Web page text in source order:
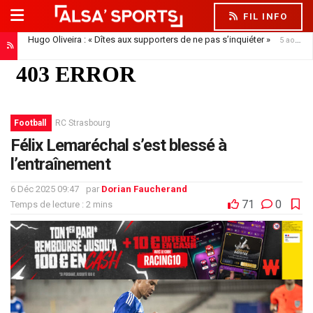
FIL INFO
Hugo Oliveira : « Dîtes aux supporters de ne pas s’inquiéter » 5 août 2026
Football RC Strasbourg
Félix Lemaréchal s’est blessé à
l’entraînement
6 Déc 2025 09:47 par Dorian Faucherand
Temps de lecture : 2 mins
71 0